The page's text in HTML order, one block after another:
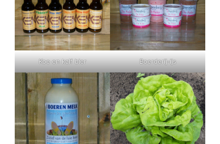
Koe en kalf bier Boerderij-ijs